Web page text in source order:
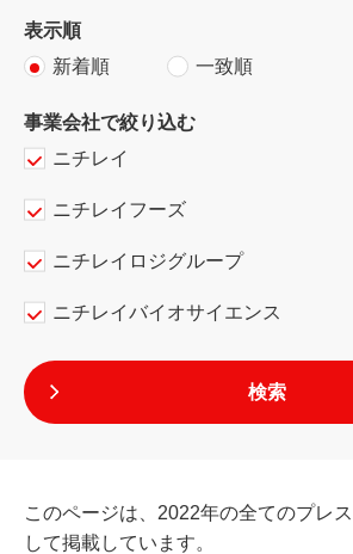
このページは、2022年の全てのプレ
して掲載しています。
表示順
新着順
一致順
事業会社で絞り込む
ニチレイ
ニチレイフーズ
ニチレイロジグループ
ニチレイバイオサイエンス